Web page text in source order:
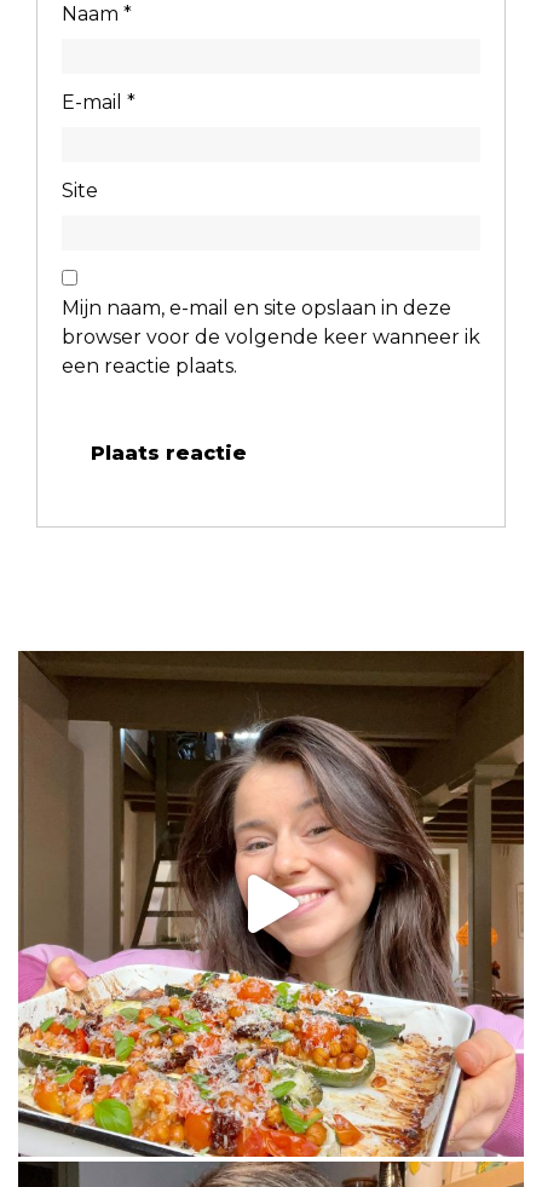
Naam *
E-mail *
Site
Mijn naam, e-mail en site opslaan in deze
browser voor de volgende keer wanneer ik
een reactie plaats.